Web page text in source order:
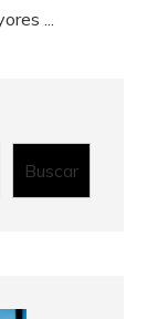
...
Buscar